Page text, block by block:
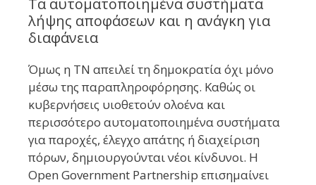
Τα αυτοματοποιημένα συστήματα
λήψης αποφάσεων και η ανάγκη για
διαφάνεια
Όμως η ΤΝ απειλεί τη δημοκρατία όχι μόνο
μέσω της παραπληροφόρησης. Καθώς οι
κυβερνήσεις υιοθετούν ολοένα και
περισσότερο αυτοματοποιημένα συστήματα
για παροχές, έλεγχο απάτης ή διαχείριση
πόρων, δημιουργούνται νέοι κίνδυνοι. Η
Open Government Partnership επισημαίνει